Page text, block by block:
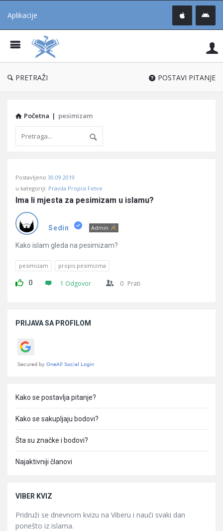
Aplikacije
®
PRETRAŽI POSTAVI PITANJE
Početna | pesimizam
Učene
Latest
Pitanja
Postavljeno 30.09.2019
u kategoriji: Pravila Propisi Fetve
Ima li mjesta za pesimizam u islamu?
Sedin Admin
Kako islam gleda na pesimizam?
pesimizam propis pesimizma
0 1 Odgovor 0 Prati
PRIJAVA SA PROFILOM
Kako se postavlja pitanje?
Kako se sakupljaju bodovi?
Šta su značke i bodovi?
Najaktivniji članovi
VIBER KVIZ
Pridruži se dnevnom kvizu na Viberu i nauči svaki dan
ponešto iz islama.